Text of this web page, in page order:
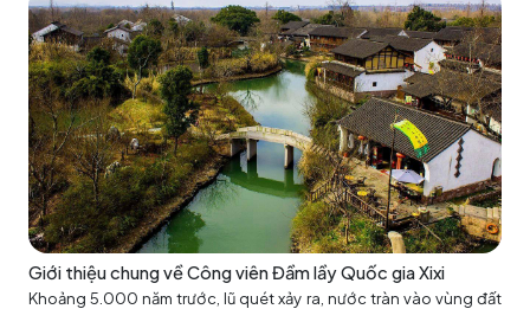
Giới thiệu chung về Công viên Đầm lầy Quốc gia Xixi
Khoảng 5.000 năm trước, lũ quét xảy ra, nước tràn vào vùng đất